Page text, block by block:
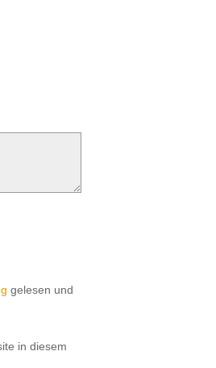
gelesen und
in diesem